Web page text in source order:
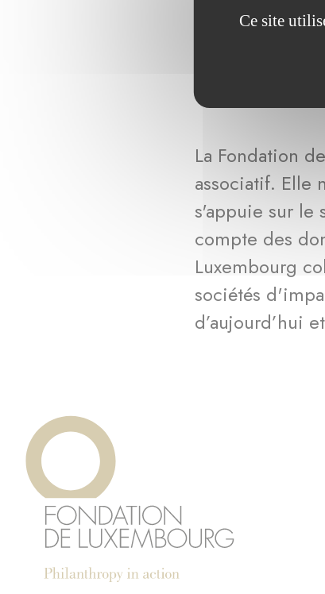
La Fondation
associatif. Elle
s'appuie sur le
compte des
Luxembourg
sociétés
d’aujourd’hui
Ce site